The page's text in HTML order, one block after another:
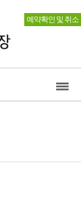
예약확인 및 취소